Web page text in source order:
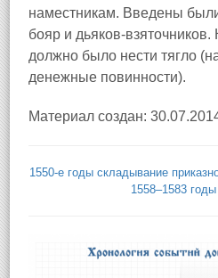
наместникам. Введены
бояр и дьяков-
должно было нести тягло
денежные повинности).
Материал создан:
1550-е годы складывание
1558–1583